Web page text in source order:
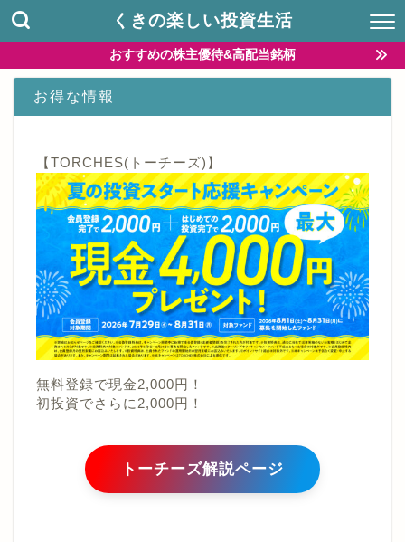
くきの楽しい投資生活
おすすめの株主優待&高配当銘柄
お得な情報
【TORCHES(トーチーズ)】
無料登録で現金2,000円！
初投資でさらに2,000円！
トーチーズ解説ページ